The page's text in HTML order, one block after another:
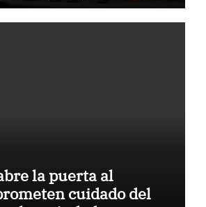
la puerta al
cuidado del